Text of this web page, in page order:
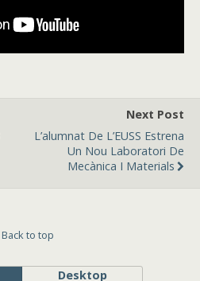
Next Post
L’alumnat De L’EUSS Estrena
Un Nou Laboratori De
Mecànica I Materials
Back to top
Desktop